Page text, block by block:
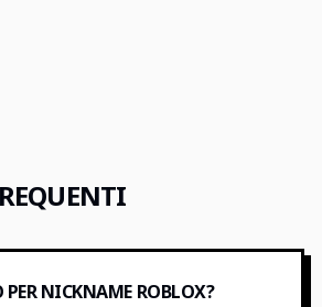
PER NICKNAME ROBLOX?